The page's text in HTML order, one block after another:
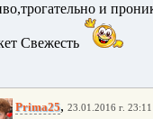
и
Prima25, 23.01.2016 г. 23:11